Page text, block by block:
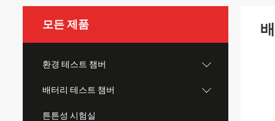
모든 제품
환경 테스트 챔버
배터리 테스트 챔버
튼튼성 시험실